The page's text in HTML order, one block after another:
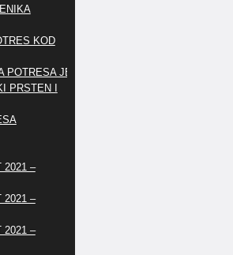
KOD
POTRESA JE
PRSTEN I
2021 –
2021 –
2021 –